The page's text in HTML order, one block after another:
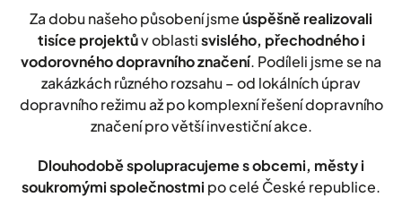
Za dobu našeho působení jsmeúspěšně realizovali
tisíce projektův oblastisvislého, přechodného i
vodorovného dopravního značení. Podíleli jsme se na
zakázkách různého rozsahu – od lokálních úprav
dopravního režimu až po komplexní řešení dopravního
značení pro větší investiční akce.
Dlouhodobě spolupracujeme s obcemi, městy i
soukromými společnostmi po celé České republice.